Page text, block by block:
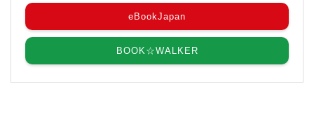
eBookJapan
BOOK☆WALKER